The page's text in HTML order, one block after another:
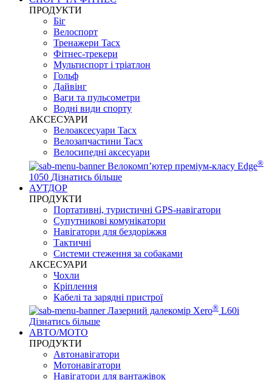
ПРОДУКТИ
Біг
Велоспорт
Тренажери Tacx
Фітнес-трекери
Мультиспорт і тріатлон
Гольф
Дайвінг
Ваги та пульсометри
Водні види спорту
AKCЕСУАРИ
Велоаксесуари Tacx
Велозапчастини Tacx
Велосипедні аксесуари
Велокомп’ютер преміум-класу Edge®
1050 Дізнатись більше
АУТДОР
ПРОДУКТИ
Портативні, туристичні GPS-навігатори
Супутникові комунікатори
Навігатори для бездоріжжя
Тактичні
Системи стеження за собаками
АКСЕСУАРИ
Чохли
Кріплення
Кабелі та зарядні пристрої
Лазерний далекомір Xero® L60i
Дізнатись більше
АВТО/МОТО
ПРОДУКТИ
Автонавігатори
Мотонавігатори
Навігатори для вантажівок